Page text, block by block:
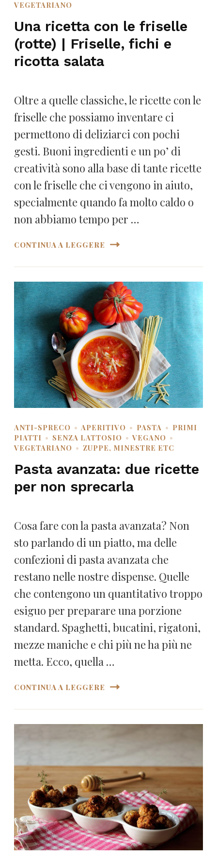
VEGETARIANO
Una ricetta con le friselle
(rotte) | Friselle, fichi e
ricotta salata
Oltre a quelle classiche, le ricette con le
friselle che possiamo inventare ci
permettono di deliziarci con pochi
gesti. Buoni ingredienti e un po’ di
creatività sono alla base di tante ricette
con le friselle che ci vengono in aiuto,
specialmente quando fa molto caldo o
non abbiamo tempo per …
CONTINUA A LEGGERE
ANTI-SPRECO APERITIVO PASTA
PRIMI
PIATTI
SENZA LATTOSIO
VEGANO
VEGETARIANO
ZUPPE, MINESTRE ETC
Pasta avanzata: due ricette
per non sprecarla
Cosa fare con la pasta avanzata? Non
sto parlando di un piatto, ma delle
confezioni di pasta avanzata che
restano nelle nostre dispense. Quelle
che contengono un quantitativo troppo
esiguo per preparare una porzione
standard. Spaghetti, bucatini, rigatoni,
mezze maniche e chi più ne ha più ne
metta. Ecco, quella …
CONTINUA A LEGGERE